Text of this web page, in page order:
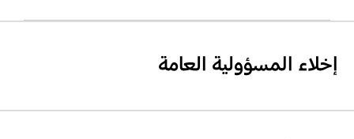
إخلاء المسؤولية العامة